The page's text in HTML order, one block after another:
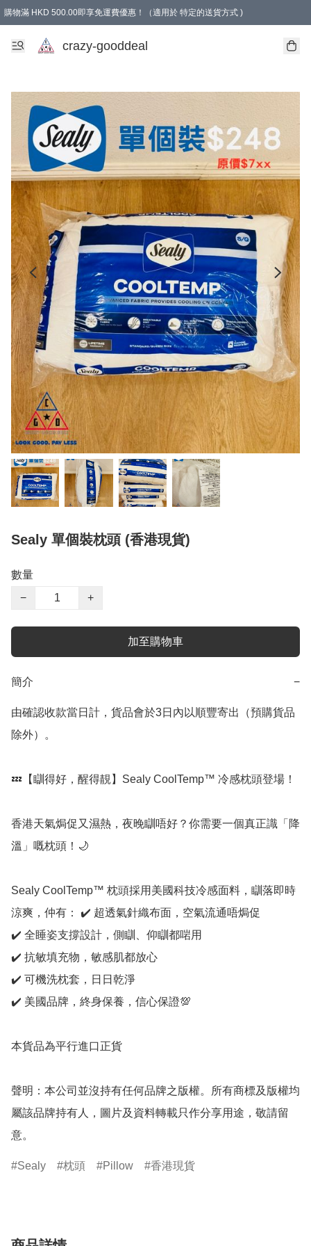
購物滿 HKD 500.00即享免運費優惠！（適用於 特定的送貨方式 )
成為會員可享免費禮品
crazy-gooddeal
Sealy 單個裝枕頭 (香港現貨)
數量
−
+
加至購物車
簡介 −
由確認收款當日計，貨品會於3日內以順豐寄出（預購貨品
除外）。
💤【瞓得好，醒得靚】Sealy CoolTemp™ 冷感枕頭登場！
香港天氣焗促又濕熱，夜晚瞓唔好？你需要一個真正識「降
溫」嘅枕頭！🌙
Sealy CoolTemp™ 枕頭採用美國科技冷感面料，瞓落即時
涼爽，仲有： ✔️ 超透氣針織布面，空氣流通唔焗促
✔️ 全睡姿支撐設計，側瞓、仰瞓都啱用
✔️ 抗敏填充物，敏感肌都放心
✔️ 可機洗枕套，日日乾淨
✔️ 美國品牌，終身保養，信心保證💯
本貨品為平行進口正貨
聲明：本公司並沒持有任何品牌之版權。所有商標及版權均
屬該品牌持有人，圖片及資料轉載只作分享用途，敬請留
意。
Sealy 枕頭 Pillow 香港現貨